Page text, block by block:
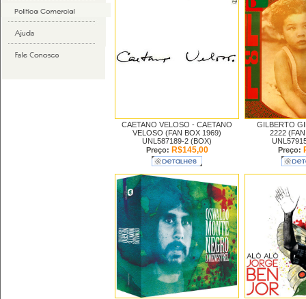
CAETANO VELOSO - CAETANO
VELOSO (FAN BOX 1969)
UNL587189-2 (BOX)
Preço: R$145,00
GILBERTO
2222
Preço: